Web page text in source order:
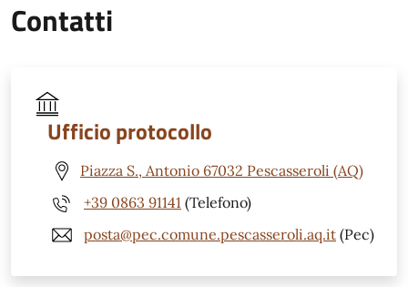
Contatti
Ufficio protocollo
Piazza S., Antonio 67032 Pescasseroli (AQ)
+39 0863 91141 (Telefono)
posta@pec.comune.pescasseroli.aq.it (Pec)